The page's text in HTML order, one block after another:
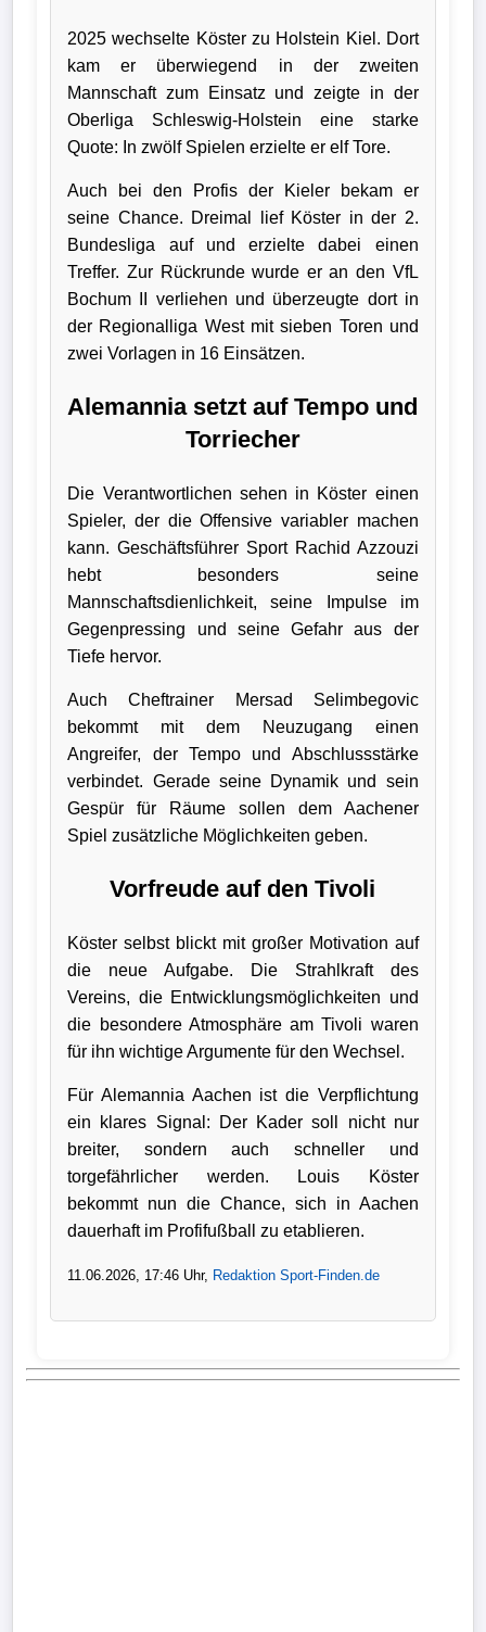
2025 wechselte Köster zu Holstein Kiel. Dort
kam er überwiegend in der zweiten
Mannschaft zum Einsatz und zeigte in der
Oberliga Schleswig-Holstein eine starke
Quote: In zwölf Spielen erzielte er elf Tore.
Auch bei den Profis der Kieler bekam er
seine Chance. Dreimal lief Köster in der 2.
Bundesliga auf und erzielte dabei einen
Treffer. Zur Rückrunde wurde er an den VfL
Bochum II verliehen und überzeugte dort in
der Regionalliga West mit sieben Toren und
zwei Vorlagen in 16 Einsätzen.
Alemannia setzt auf Tempo und
Torriecher
Die Verantwortlichen sehen in Köster einen
Spieler, der die Offensive variabler machen
kann. Geschäftsführer Sport Rachid Azzouzi
hebt besonders seine
Mannschaftsdienlichkeit, seine Impulse im
Gegenpressing und seine Gefahr aus der
Tiefe hervor.
Auch Cheftrainer Mersad Selimbegovic
bekommt mit dem Neuzugang einen
Angreifer, der Tempo und Abschlussstärke
verbindet. Gerade seine Dynamik und sein
Gespür für Räume sollen dem Aachener
Spiel zusätzliche Möglichkeiten geben.
Vorfreude auf den Tivoli
Köster selbst blickt mit großer Motivation auf
die neue Aufgabe. Die Strahlkraft des
Vereins, die Entwicklungsmöglichkeiten und
die besondere Atmosphäre am Tivoli waren
für ihn wichtige Argumente für den Wechsel.
Für Alemannia Aachen ist die Verpflichtung
ein klares Signal: Der Kader soll nicht nur
breiter, sondern auch schneller und
torgefährlicher werden. Louis Köster
bekommt nun die Chance, sich in Aachen
dauerhaft im Profifußball zu etablieren.
11.06.2026, 17:46 Uhr, Redaktion Sport-Finden.de